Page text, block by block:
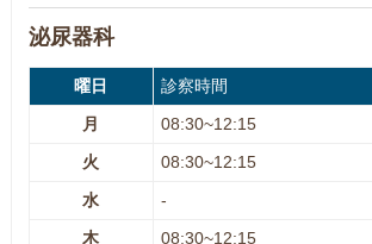
泌尿器科
曜日
診察時間
月
08:30~12:15
火
08:30~12:15
水
-
木
08:30~12:15